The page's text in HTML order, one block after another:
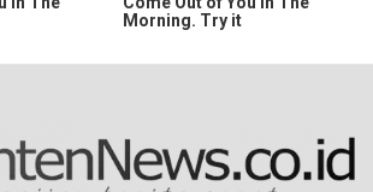
Morning. Try it